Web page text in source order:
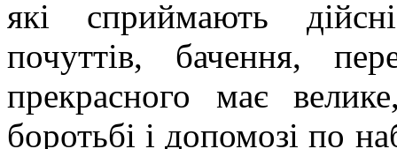
які сприймають
почуттів, бачення,
прекрасного має
боротьбі і допомозі по